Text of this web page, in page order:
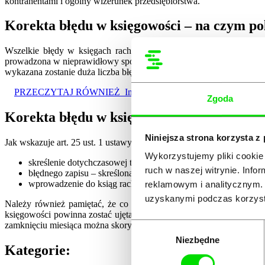
Zgoda
Niniejsza strona korzysta z
Wykorzystujemy pliki
ruch w naszej witrynie.
reklamowym i
uzyskanymi podczas
Wybór
Niezbędne
Korekta błędu w księgowości – na czym
Wszelkie błędy w księgach rachunkowych muszą zostać
prowadzona w nieprawidłowy sposób lub nie była prowadzona
wykazana zostanie duża liczba błędów, niekiedy trzeba całkowicie
PRZECZYTAJ RÓWNIEŻ Impreza firmowa a VAT
Korekta błędu w księgowości – o czym
Jak wskazuje art. 25 ust. 1 ustawy o rachunkowości, korekta błędu
skreślenie dotychczasowej treści i wpisanie nowej, z
błędnego zapisu – skreślona treść musi zostać opatrzona
wprowadzenie do ksiąg rachunkowych dowodu
Należy również pamiętać, że co do zasady błąd w księgach
księgowości powinna zostać ujęta w księgach rachunkowych
zamknięciu miesiąca można skorygować tylko zapisami dodatnimi
Kategorie: